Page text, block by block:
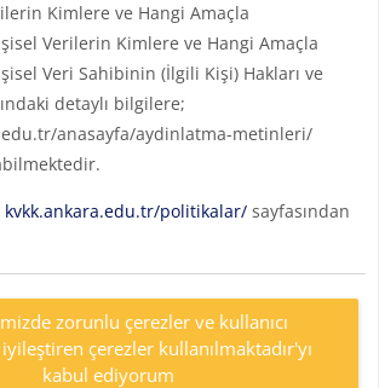
Kimlere ve Hangi Amaçla
Verilerin Kimlere ve Hangi Amaçla
Veri Sahibinin (İlgili Kişi) Hakları ve
detaylı bilgilere;
anasayfa/aydinlatma-metinleri/
kvkk.ankara.edu.tr/politikalar/sayfasından
zorunlu çerezler ve kullanıcı
çerezler kullanılmaktadır'yı
kabul ediyorum